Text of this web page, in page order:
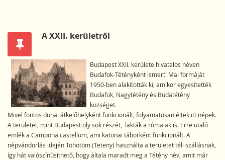
A XXII. kerületről
Budapest XXII. kerülete hivatalos néven
Budafok-Tétényként ismert. Mai formáját
1950-ben alakították ki, amikor egyesítették
Budafok, Nagytétény és Budatétény
községet.
Mivel fontos dunai átkelőhelyként funkcionált, folyamatosan éltek itt népek.
A területet, mint Budapest oly sok részét, lakták a rómaiak is. Erre utaló
emlék a Campona castellum, ami katonai táborként funkcionált. A
népvándorlás idején Töhötöm (Teteny) használta a területet téli szállásnak,
így hát valószínűsíthető, hogy általa maradt meg a Tétény név, amit már